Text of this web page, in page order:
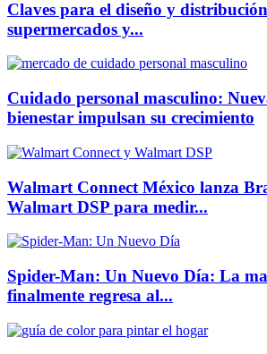
Claves para el diseño y
supermercados y...
Cuidado personal masculino:
bienestar impulsan su crecimiento
Walmart Connect México lanza
Walmart DSP para medir...
Spider-Man: Un Nuevo Día: La
finalmente regresa al...